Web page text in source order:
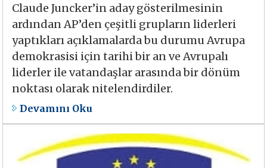
Claude Juncker’in aday gösterilmesinin
ardından AP’den çeşitli grupların liderleri
yaptıkları açıklamalarda bu durumu Avrupa
demokrasisi için tarihi bir an ve Avrupalı
liderler ile vatandaşlar arasında bir dönüm
noktası olarak nitelendirdiler.
Devamını Oku